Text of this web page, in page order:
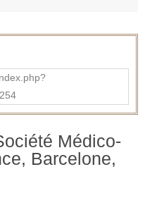
Médico-
Barcelone,